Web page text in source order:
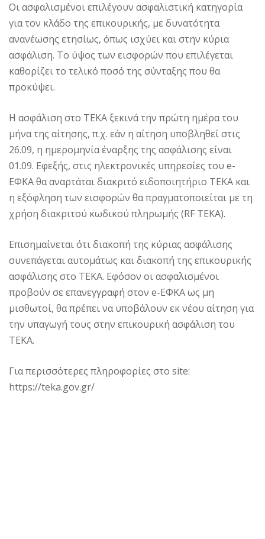
Οι ασφαλισμένοι επιλέγουν ασφαλιστική κατηγορία
για τον κλάδο της επικουρικής, με δυνατότητα
ανανέωσης ετησίως, όπως ισχύει και στην κύρια
ασφάλιση. Το ύψος των εισφορών που επιλέγεται
καθορίζει το τελικό ποσό της σύνταξης που θα
προκύψει.
Η ασφάλιση στο ΤΕΚΑ ξεκινά την πρώτη ημέρα του
μήνα της αίτησης, π.χ. εάν η αίτηση υποβληθεί στις
26.09, η ημερομηνία έναρξης της ασφάλισης είναι
01.09. Εφεξής, στις ηλεκτρονικές υπηρεσίες του e-
ΕΦΚΑ θα αναρτάται διακριτό ειδοποιητήριο ΤΕΚΑ και
η εξόφληση των εισφορών θα πραγματοποιείται με τη
χρήση διακριτού κωδικού πληρωμής (RF TEKA).
Επισημαίνεται ότι διακοπή της κύριας ασφάλισης
συνεπάγεται αυτομάτως και διακοπή της επικουρικής
ασφάλισης στο ΤΕΚΑ. Εφόσον οι ασφαλισμένοι
προβούν σε επανεγγραφή στον e-ΕΦΚΑ ως μη
μισθωτοί, θα πρέπει να υποβάλουν εκ νέου αίτηση για
την υπαγωγή τους στην επικουρική ασφάλιση του
ΤΕΚΑ.
Για περισσότερες πληροφορίες στο site:
https://teka.gov.gr/